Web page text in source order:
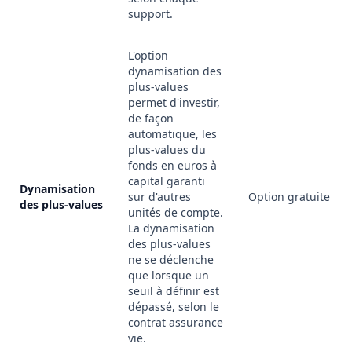
support.
Dynamisation
des plus-values
L'option
dynamisation des
plus-values
permet d'investir,
de façon
automatique, les
plus-values du
fonds en euros à
capital garanti
sur d'autres
unités de compte.
La dynamisation
des plus-values
ne se déclenche
que lorsque un
seuil à définir est
dépassé, selon le
contrat assurance
vie.
Option gratuite